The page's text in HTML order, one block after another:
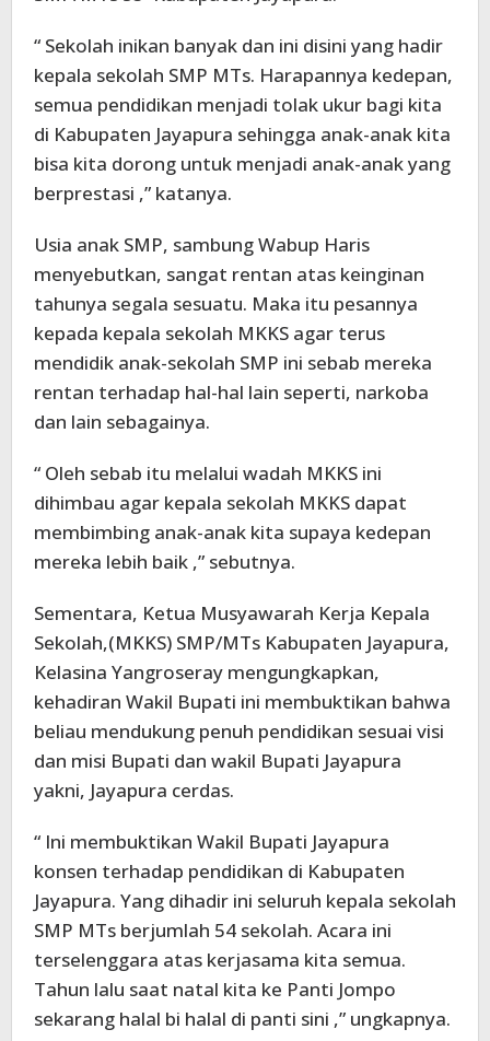
“ Sekolah inikan banyak dan ini disini yang hadir
kepala sekolah SMP MTs. Harapannya kedepan,
semua pendidikan menjadi tolak ukur bagi kita
di Kabupaten Jayapura sehingga anak-anak kita
bisa kita dorong untuk menjadi anak-anak yang
berprestasi ,” katanya.
Usia anak SMP, sambung Wabup Haris
menyebutkan, sangat rentan atas keinginan
tahunya segala sesuatu. Maka itu pesannya
kepada kepala sekolah MKKS agar terus
mendidik anak-sekolah SMP ini sebab mereka
rentan terhadap hal-hal lain seperti, narkoba
dan lain sebagainya.
“ Oleh sebab itu melalui wadah MKKS ini
dihimbau agar kepala sekolah MKKS dapat
membimbing anak-anak kita supaya kedepan
mereka lebih baik ,” sebutnya.
Sementara, Ketua Musyawarah Kerja Kepala
Sekolah,(MKKS) SMP/MTs Kabupaten Jayapura,
Kelasina Yangroseray mengungkapkan,
kehadiran Wakil Bupati ini membuktikan bahwa
beliau mendukung penuh pendidikan sesuai visi
dan misi Bupati dan wakil Bupati Jayapura
yakni, Jayapura cerdas.
“ Ini membuktikan Wakil Bupati Jayapura
konsen terhadap pendidikan di Kabupaten
Jayapura. Yang dihadir ini seluruh kepala sekolah
SMP MTs berjumlah 54 sekolah. Acara ini
terselenggara atas kerjasama kita semua.
Tahun lalu saat natal kita ke Panti Jompo
sekarang halal bi halal di panti sini ,” ungkapnya.